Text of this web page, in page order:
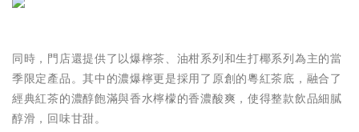
同時，門店還提供了以爆檸茶、油柑系列和生打椰系列為主的當
季限定產品。其中的濃爆檸更是採用了原創的粵紅茶底，融合了
經典紅茶的濃醇飽滿與香水檸檬的香濃酸爽，使得整款飲品細膩
醇滑，回味甘甜。